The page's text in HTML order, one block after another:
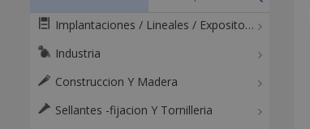
Implantaciones / Lineales / Expositores / Mostradores
Industria
Construccion Y Madera
Sellantes -fijacion Y Tornilleria